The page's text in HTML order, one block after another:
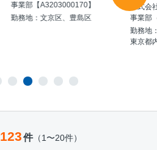
事業部【A3203000170】
勤務地：文京区、豊島区
株式
事業部
勤務地
東京都
123件（1〜20件）